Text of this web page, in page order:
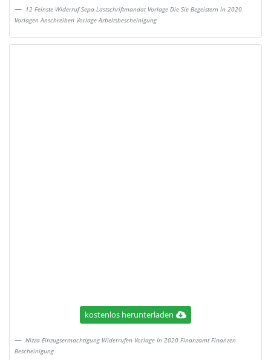
12 Feinste Widerruf Sepa Lastschriftmandat Vorlage Die Sie Begeistern In 2020
Vorlagen Anschreiben Vorlage Arbeitsbescheinigung
kostenlos herunterladen
Nizza Einzugsermachtigung Widerrufen Vorlage In 2020 Finanzamt Finanzen
Bescheinigung